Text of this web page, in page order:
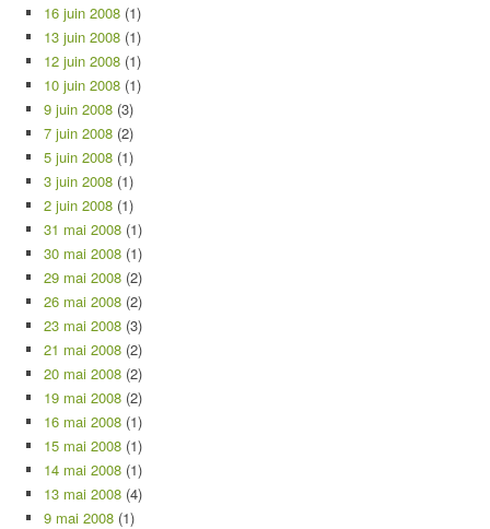
16 juin 2008 (1)
13 juin 2008 (1)
12 juin 2008 (1)
10 juin 2008 (1)
9 juin 2008 (3)
7 juin 2008 (2)
5 juin 2008 (1)
3 juin 2008 (1)
2 juin 2008 (1)
31 mai 2008 (1)
30 mai 2008 (1)
29 mai 2008 (2)
26 mai 2008 (2)
23 mai 2008 (3)
21 mai 2008 (2)
20 mai 2008 (2)
19 mai 2008 (2)
16 mai 2008 (1)
15 mai 2008 (1)
14 mai 2008 (1)
13 mai 2008 (4)
9 mai 2008 (1)